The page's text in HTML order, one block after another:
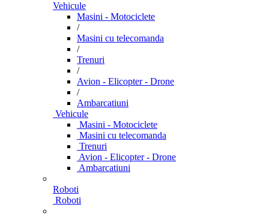
Vehicule
Masini - Motociclete
/
Masini cu telecomanda
/
Trenuri
/
Avion - Elicopter - Drone
/
Ambarcatiuni
Vehicule
Masini - Motociclete
Masini cu telecomanda
Trenuri
Avion - Elicopter - Drone
Ambarcatiuni
Roboti
Roboti